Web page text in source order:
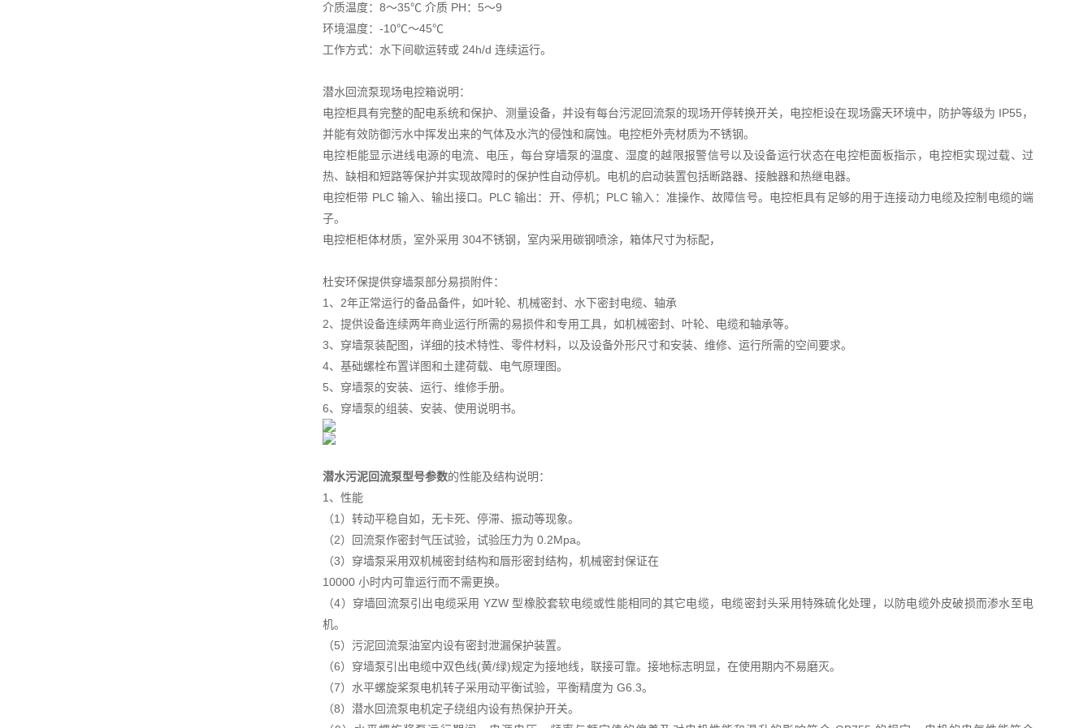
介质温度：8～35℃ 介质 PH：5～9
环境温度：-10℃～45℃
工作方式：水下间歇运转或 24h/d 连续运行。
潜水回流泵现场电控箱说明：
电控柜具有完整的配电系统和保护、测量设备，并设有每台污泥回流泵的现场开停转换开关，电控柜设在现场露天环境中，防护等级为 IP55，
并能有效防御污水中挥发出来的气体及水汽的侵蚀和腐蚀。电控柜外壳材质为不锈钢。
电控柜能显示进线电源的电流、电压，每台穿墙泵的温度、湿度的越限报警信号以及设备运行状态在电控柜面板指示，电控柜实现过载、过
热、缺相和短路等保护并实现故障时的保护性自动停机。电机的启动装置包括断路器、接触器和热继电器。
电控柜带 PLC 输入、输出接口。PLC 输出：开、停机；PLC 输入：准操作、故障信号。电控柜具有足够的用于连接动力电缆及控制电缆的端
子。
电控柜柜体材质，室外采用 304不锈钢，室内采用碳钢喷涂，箱体尺寸为标配，
杜安环保提供穿墙泵部分易损附件：
1、2年正常运行的备品备件，如叶轮、机械密封、水下密封电缆、轴承
2、提供设备连续两年商业运行所需的易损件和专用工具，如机械密封、叶轮、电缆和轴承等。
3、穿墙泵装配图，详细的技术特性、零件材料，以及设备外形尺寸和安装、维修、运行所需的空间要求。
4、基础螺栓布置详图和土建荷载、电气原理图。
5、穿墙泵的安装、运行、维修手册。
6、穿墙泵的组装、安装、使用说明书。
潜水污泥回流泵型号参数的性能及结构说明：
1、性能
（1）转动平稳自如，无卡死、停滞、振动等现象。
（2）回流泵作密封气压试验，试验压力为 0.2Mpa。
（3）穿墙泵采用双机械密封结构和唇形密封结构，机械密封保证在
10000 小时内可靠运行而不需更换。
（4）穿墙回流泵引出电缆采用 YZW 型橡胶套软电缆或性能相同的其它电缆，电缆密封头采用特殊硫化处理，以防电缆外皮破损而渗水至电
机。
（5）污泥回流泵油室内设有密封泄漏保护装置。
（6）穿墙泵引出电缆中双色线(黄/绿)规定为接地线，联接可靠。接地标志明显，在使用期内不易磨灭。
（7）水平螺旋桨泵电机转子采用动平衡试验，平衡精度为 G6.3。
（8）潜水回流泵电机定子绕组内设有热保护开关。